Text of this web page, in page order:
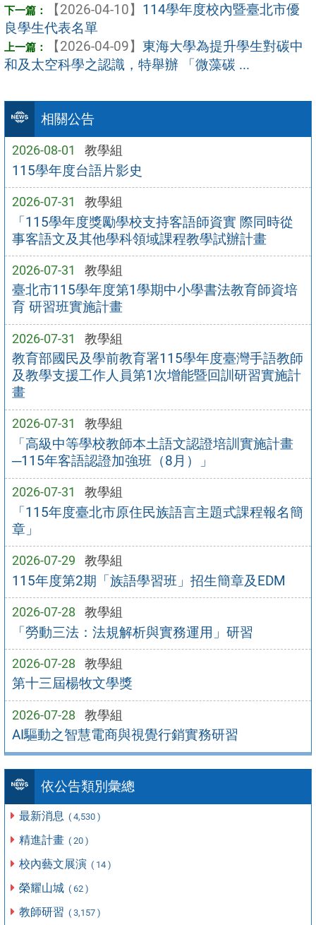
相關公告
2026-08-01 教學組
115學年度台語片影史
2026-07-31 教學組
「115學年度獎勵學校支持客語師資實 際同時從
事客語文及其他學科領域課程教學試辦計畫
2026-07-31 教學組
臺北市115學年度第1學期中小學書法教育師資培
育 研習班實施計畫
2026-07-31 教學組
教育部國民及學前教育署115學年度臺灣手語教師
及教學支援工作人員第1次增能暨回訓研習實施計
畫
2026-07-31 教學組
「高級中等學校教師本土語文認證培訓實施計畫
─115年客語認證加強班（8月）」
2026-07-31 教學組
「115年度臺北市原住民族語言主題式課程報名簡
章」
2026-07-29 教學組
115年度第2期「族語學習班」招生簡章及EDM
2026-07-28 教學組
「勞動三法：法規解析與實務運用」研習
2026-07-28 教學組
第十三屆楊牧文學獎
2026-07-28 教學組
AI驅動之智慧電商與視覺行銷實務研習
依公告類別彙總
最新消息 ( 4,530 )
精進計畫 ( 20 )
校內藝文展演 ( 14 )
榮耀山城 ( 62 )
教師研習 ( 3,157 )
【2026-04-10】 114學年度校內暨臺北市優
良學生代表名單
【2026-04-09】 東海大學為提升學生對碳中
和及太空科學之認識，特舉辦 「微藻碳 ...